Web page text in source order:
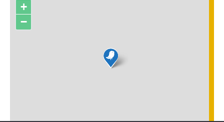
+
−